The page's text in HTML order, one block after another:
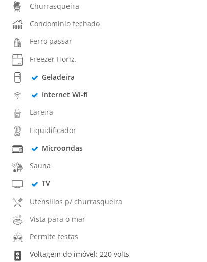
Churrasqueira
Condomínio fechado
Ferro passar
Freezer Horiz.
Geladeira
Internet Wi-fi
Lareira
Liquidificador
Microondas
Sauna
TV
Utensílios p/ churrasqueira
Vista para o mar
Permite festas
Voltagem do imóvel: 220 volts